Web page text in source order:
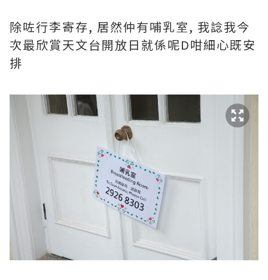
除咗行李寄存, 居然仲有哺乳室, 我諗我今
次最欣賞天文台開放日就係呢D咁細心既安
排